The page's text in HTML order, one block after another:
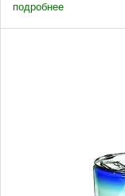
подробнее